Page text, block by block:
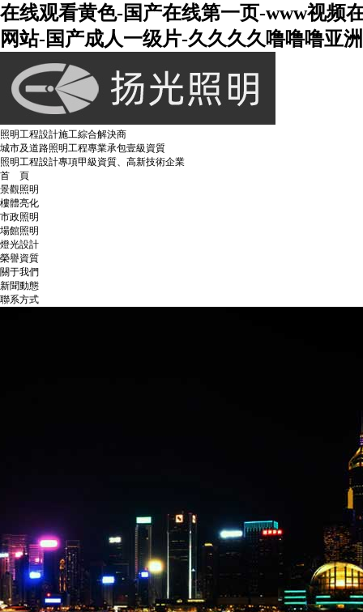
在线观看黄色-国产在线第一页-www视频
网站-国产成人一级片-久久久久噜噜噜亚
照明工程設計施工綜合解決商
城市及道路照明工程專業承包壹級資質
照明工程設計專項甲級資質、高新技術企業
首 頁
景觀照明
樓體亮化
市政照明
場館照明
燈光設計
榮譽資質
關于我們
新聞動態
聯系方式